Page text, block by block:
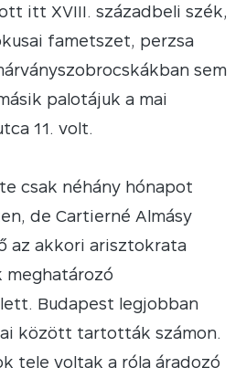
itt XVIII. századbeli szék,
fametszet, perzsa
sem
palotájuk a mai
11. volt.
csak néhány hónapot
de Cartierné Almásy
az akkori arisztokrata
meghatározó
Budapest legjobban
között tartották számon.
tele voltak a róla áradozó